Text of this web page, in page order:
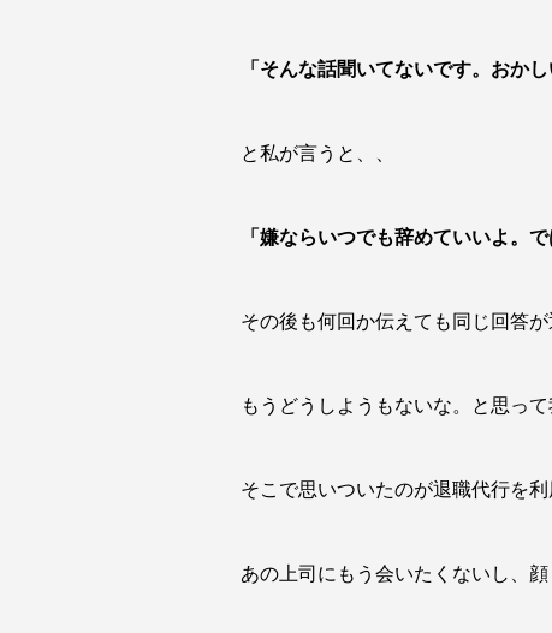
「そんな話聞いてないです。おか
と私が言うと、、
「嫌ならいつでも辞めていいよ。で
その後も何回か伝えても同じ回答が
もうどうしようもないな。と思っ
そこで思いついたのが退職代行を利
あの上司にもう会いたくないし、